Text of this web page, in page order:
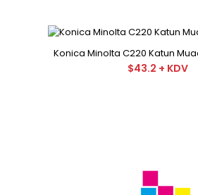
Konica Minolta 213 Printhead
Minolta Printhead Orjinal Lazer Kit
Orjinal Lazer Kit Drum
Konica Minolta C220 Katun
$43.2 + KDV